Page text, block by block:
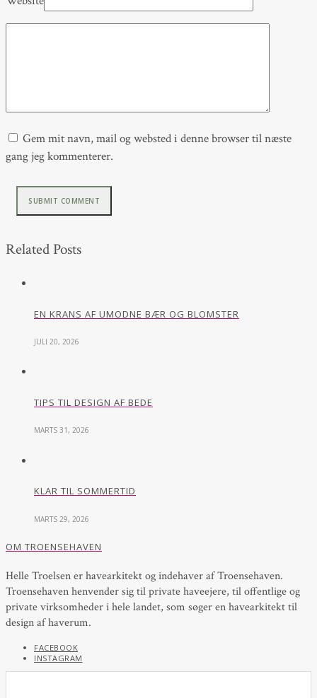
Gem mit navn, mail og websted i denne browser til næste
gang jeg kommenterer.
Related Posts
EN KRANS AF UMODNE BÆR OG BLOMSTER
JULI 20, 2026
TIPS TIL DESIGN AF BEDE
MARTS 31, 2026
KLAR TIL SOMMERTID
MARTS 29, 2026
OM TROENSEHAVEN
Helle Troelsen er havearkitekt og indehaver af Troensehaven.
Troensehaven henvender sig til private haveejere, til offentlige og
private virksomheder i hele landet, som søger en havearkitekt til
design af haverum.
FACEBOOK
INSTAGRAM